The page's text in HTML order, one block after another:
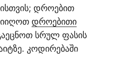
დროებით
დროებითი
სრულ ფასის
კოდირებაში